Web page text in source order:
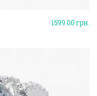
1599.00грн.